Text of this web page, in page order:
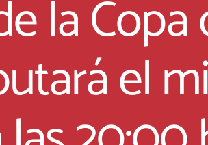
la
el